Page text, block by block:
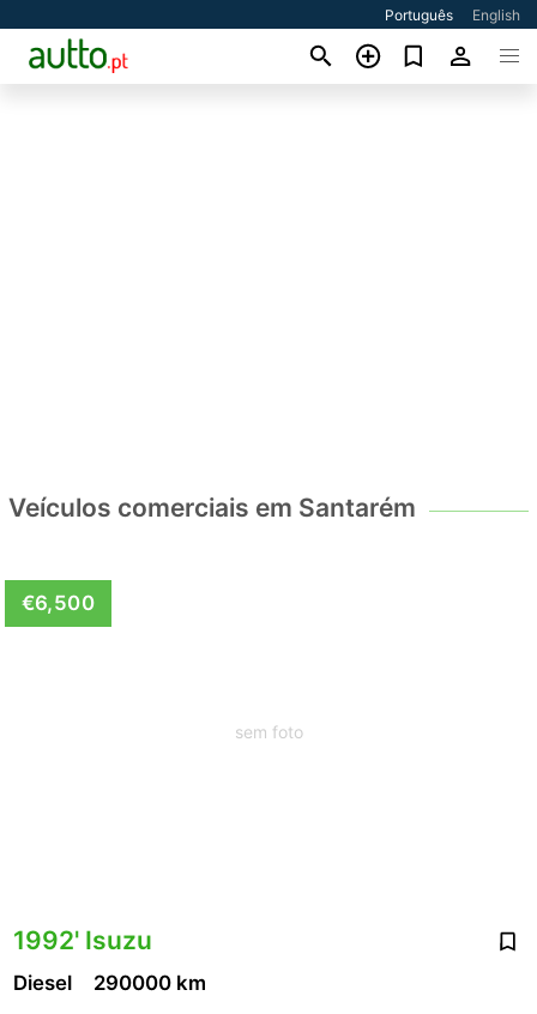
Português English
Veículos comerciais em Santarém
sem foto
€6,500
1992' Isuzu
Diesel 290000 km